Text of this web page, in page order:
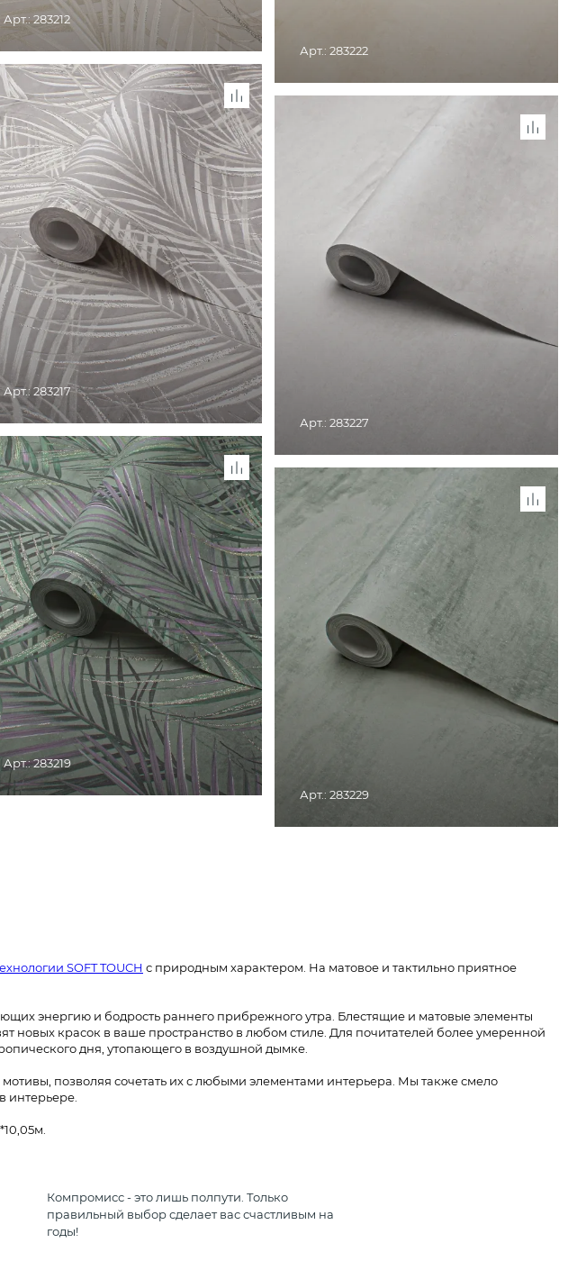
Арт.: 283212
С ПРОИЗВОДСТВА. ТОВАР ДОСТУПЕН В
РОЗНИЧНЫХ МАГАЗИНАХ
Арт.: 283222
СНЯТО С ПРОИЗВОДСТВА. ТОВАР ДОСТУПЕН В
Арт.: 283217
С ПРОИЗВОДСТВА. ТОВАР ДОСТУПЕН В
РОЗНИЧНЫХ МАГАЗИНАХ
Арт.: 283227
СНЯТО С ПРОИЗВОДСТВА. ТОВАР ДОСТУПЕН В
РОЗНИЧНЫХ МАГАЗИНАХ
Арт.: 283219
Арт.: 283229
SOFT TOUCH с природным характером. На матовое и тактильно приятное
энергию и бодрость раннего прибрежного утра. Блестящие и матовые элементы
красок в ваше пространство в любом стиле. Для почитателей более умеренной
дня, утопающего в воздушной дымке.
позволяя сочетать их с любыми элементами интерьера. Мы также смело
интерьере.
Компромисс - это лишь полпути. Только
правильный выбор сделает вас счастливым на
годы!